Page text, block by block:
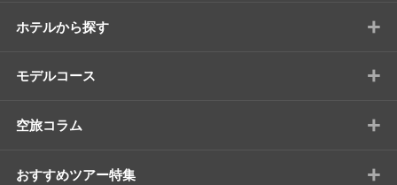
ホテルから探す +
モデルコース +
空旅コラム +
おすすめツアー特集 +